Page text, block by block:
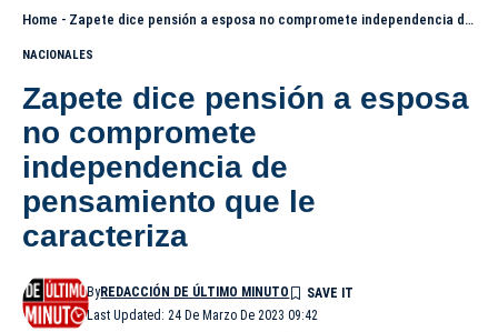
Home - Zapete dice pensión a esposa no compromete independencia de pensamiento que le caracteriza
NACIONALES
Zapete dice pensión a esposa
no compromete
independencia de
pensamiento que le
caracteriza
Last Updated: 24 De Marzo De 2023 09:42
ByREDACCIÓN DE ÚLTIMO MINUTO